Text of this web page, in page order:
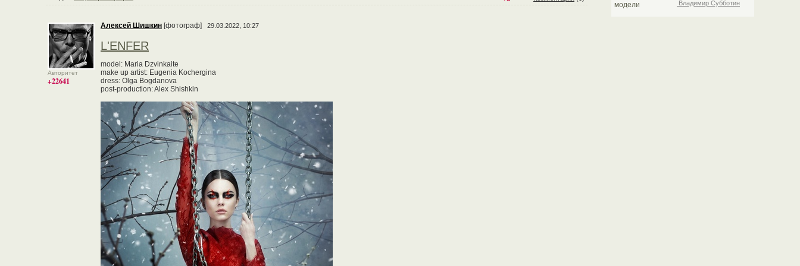
Авторитет
+22641
Алексей Шишкин [фотограф] 29.03.2022, 10:27
L'ENFER
model: Maria Dzvinkaite
make up artist: Eugenia Kochergina
dress: Olga Bogdanova
post-production: Alex Shishkin
Владимир Субботин